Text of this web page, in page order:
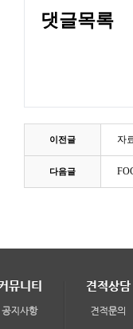
댓글목록
이전글 자
다음글